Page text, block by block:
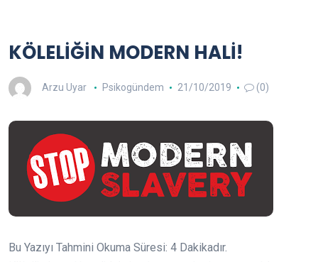
KÖLELİĞİN MODERN HALİ!
Arzu Uyar Psikogündem 21/10/2019 (0)
Bu Yazıyı Tahmini Okuma Süresi: 4 Dakikadır.